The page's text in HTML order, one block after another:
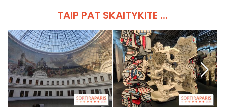
TAIP PAT SKAITYKITE ...